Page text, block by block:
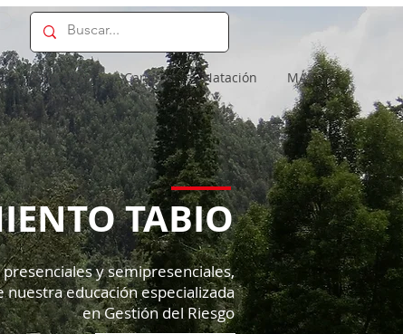
Educación Caninos Natación MÁS
TABIO
y semipresenciales,
educación especializada
en Gestión del Riesgo